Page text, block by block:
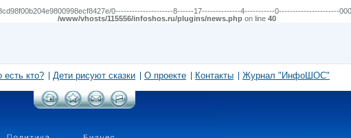
0---------------------8------17--------------4-----------0----------------------
/www/vhosts/115556/infoshos.ru/plugins/news.php on line 40
есть кто? Дети рисуют сказки О проекте Контакты Журнал "ИнфоШОС"